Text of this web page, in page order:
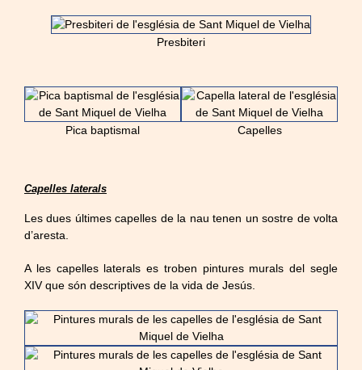
Presbiteri
Pica baptismal Capelles
Capelles laterals
Les dues últimes capelles de la nau tenen un sostre de volta
d’aresta.
A les capelles laterals es troben pintures murals del segle
XIV que són descriptives de la vida de Jesús.